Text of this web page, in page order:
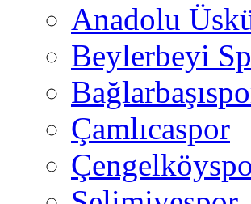
Anadolu
Beylerbeyi
Çamlıcaspor